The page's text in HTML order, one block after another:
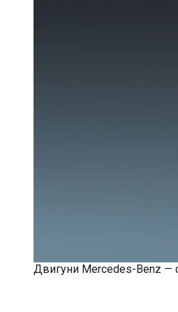
Двигуни Mercedes-Benz —